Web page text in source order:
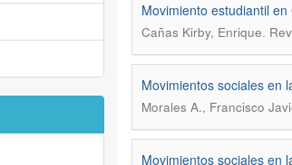
Movimiento estudiantil
Cañas Kirby, Enrique.
Movimientos sociales en
Morales A., Francisco
Movimientos sociales en